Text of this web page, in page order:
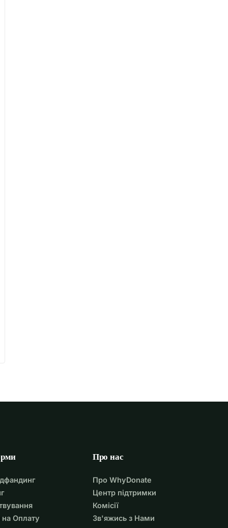
на Оплату
Про нас
Про WhyDonate
Центр підтримки
Комісії
Зв'яжись з Нами